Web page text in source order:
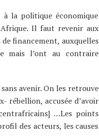
la politique économique
Il faut revenir aux
financement, auxquelles
mais l’ont au contraire
avenir. On les retrouve
rébellion, accusée d’avoir
…Les points
des acteurs, les causes